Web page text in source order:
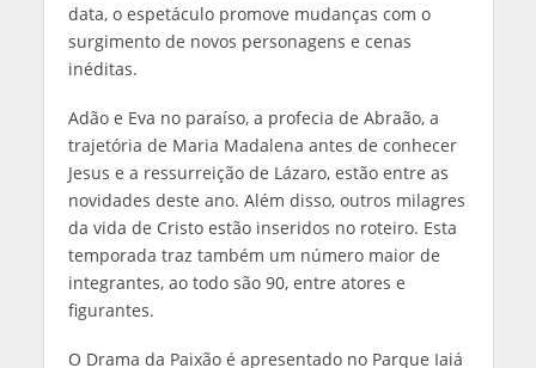
data, o espetáculo promove mudanças com o
surgimento de novos personagens e cenas
inéditas.
Adão e Eva no paraíso, a profecia de Abraão, a
trajetória de Maria Madalena antes de conhecer
Jesus e a ressurreição de Lázaro, estão entre as
novidades deste ano. Além disso, outros milagres
da vida de Cristo estão inseridos no roteiro. Esta
temporada traz também um número maior de
integrantes, ao todo são 90, entre atores e
figurantes.
O Drama da Paixão é apresentado no Parque Iaiá